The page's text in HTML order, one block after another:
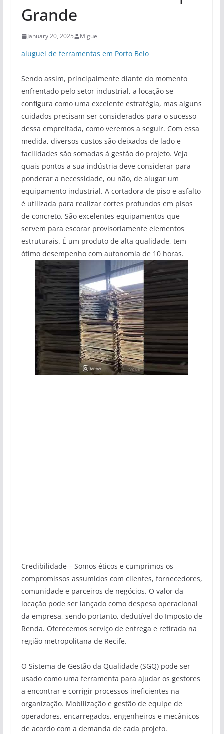
Grande
January 20, 2025 Miguel
aluguel de ferramentas em Porto Belo
Sendo assim, principalmente diante do momento
enfrentado pelo setor industrial, a locação se
configura como uma excelente estratégia, mas alguns
cuidados precisam ser considerados para o sucesso
dessa empreitada, como veremos a seguir. Com essa
medida, diversos custos são deixados de lado e
facilidades são somadas à gestão do projeto. Veja
quais pontos a sua indústria deve considerar para
ponderar a necessidade, ou não, de alugar um
equipamento industrial. A cortadora de piso e asfalto
é utilizada para realizar cortes profundos em pisos
de concreto. São excelentes equipamentos que
servem para escorar provisoriamente elementos
estruturais. É um produto de alta qualidade, tem
ótimo desempenho com autonomia de 10 horas.
Credibilidade – Somos éticos e cumprimos os
compromissos assumidos com clientes, fornecedores,
comunidade e parceiros de negócios. O valor da
locação pode ser lançado como despesa operacional
da empresa, sendo portanto, dedutível do Imposto de
Renda. Oferecemos serviço de entrega e retirada na
região metropolitana de Recife.
O Sistema de Gestão da Qualidade (SGQ) pode ser
usado como uma ferramenta para ajudar os gestores
a encontrar e corrigir processos ineficientes na
organização. Mobilização e gestão de equipe de
operadores, encarregados, engenheiros e mecânicos
de acordo com a demanda de cada projeto.